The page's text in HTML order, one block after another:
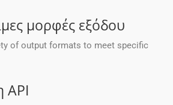
μορφές εξόδου
of output formats to meet specific
API